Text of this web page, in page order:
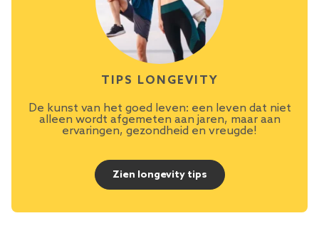
TIPS LONGEVITY
De kunst van het goed leven: een leven dat niet
alleen wordt afgemeten aan jaren, maar aan
ervaringen, gezondheid en vreugde!
Zien longevity tips